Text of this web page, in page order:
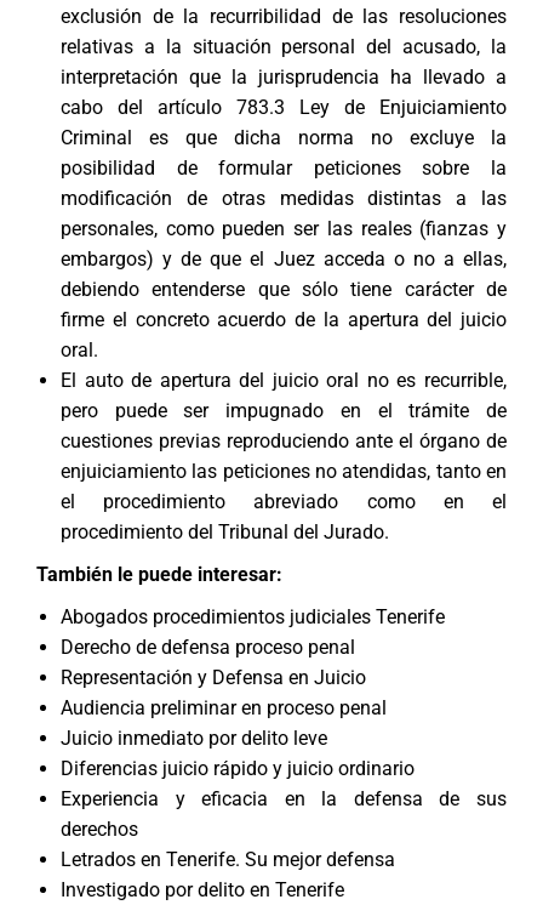
exclusión de la recurribilidad de las resoluciones
relativas a la situación personal del acusado, la
interpretación que la jurisprudencia ha llevado a
cabo del artículo 783.3 Ley de Enjuiciamiento
Criminal es que dicha norma no excluye la
posibilidad de formular peticiones sobre la
modificación de otras medidas distintas a las
personales, como pueden ser las reales (fianzas y
embargos) y de que el Juez acceda o no a ellas,
debiendo entenderse que sólo tiene carácter de
firme el concreto acuerdo de la apertura del juicio
oral.
El auto de apertura del juicio oral no es recurrible,
pero puede ser impugnado en el trámite de
cuestiones previas reproduciendo ante el órgano de
enjuiciamiento las peticiones no atendidas, tanto en
el procedimiento abreviado como en el
procedimiento del Tribunal del Jurado.
También le puede interesar:
Abogados procedimientos judiciales Tenerife
Derecho de defensa proceso penal
Representación y Defensa en Juicio
Audiencia preliminar en proceso penal
Juicio inmediato por delito leve
Diferencias juicio rápido y juicio ordinario
Experiencia y eficacia en la defensa de sus
derechos
Letrados en Tenerife. Su mejor defensa
Investigado por delito en Tenerife